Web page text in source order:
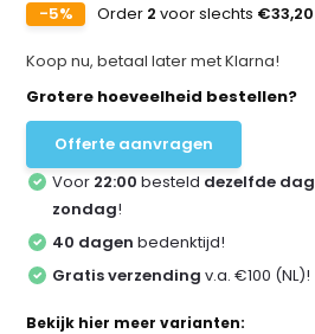
-5%
Order 2 voor slechts €33,20
Koop nu, betaal later met Klarna!
Grotere hoeveelheid bestellen?
Offerte aanvragen
Voor 22:00 besteld dezelfde dag
zondag!
40 dagen bedenktijd!
Gratis verzending v.a. €100 (NL)!
Bekijk hier meer varianten: